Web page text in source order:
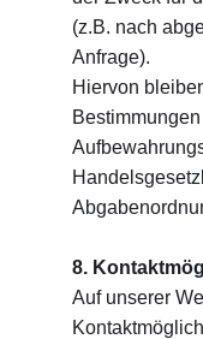
(z.B. nach
Anfrage).
Hiervon
8.
Auf unserer